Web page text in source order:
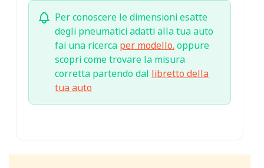
Per conoscere le dimensioni esatte
degli pneumatici adatti alla tua auto
fai una ricerca per modello. oppure
scopri come trovare la misura
corretta partendo dal libretto della
tua auto